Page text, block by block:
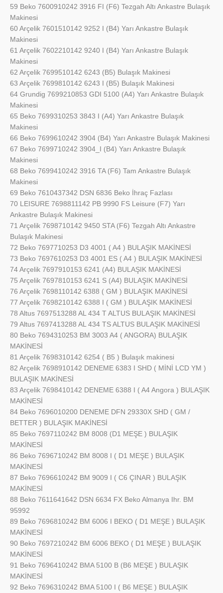
59 Beko 7600910242 3916 FI (F6) Tezgah Altı Ankastre Bulaşık
Makinesi
60 Arçelik 7601510142 9252 I (B4) Yarı Ankastre Bulaşık
Makinesi
61 Arçelik 7602210142 9240 I (B4) Yarı Ankastre Bulaşık
Makinesi
62 Arçelik 7699510142 6243 (B5) Bulaşık Makinesi
63 Arçelik 7699810142 6243 I (B5) Bulaşık Makinesi
64 Grundig 7699210853 GDI 5100 (A4) Yarı Ankastre Bulaşık
Makinesi
65 Beko 7699310253 3843 I (A4) Yarı Ankastre Bulaşık
Makinesi
66 Beko 7699610242 3904 (B4) Yarı Ankastre Bulaşık Makinesi
67 Beko 7699710242 3904_I (B4) Yarı Ankastre Bulaşık
Makinesi
68 Beko 7699410242 3916 TA (F6) Tam Ankastre Bulaşık
Makinesi
69 Beko 7610437342 DSN 6836 Beko İhraç Fazlası
70 LEISURE 7698811142 PB 9990 FS Leisure (F7) Yarı
Ankastre Bulaşık Makinesi
71 Arçelik 7698710142 9450 STA (F6) Tezgah Altı Ankastre
Bulaşık Makinesi
72 Beko 7697710253 D3 4001 ( A4 ) BULAŞIK MAKİNESİ
73 Beko 7697610253 D3 4001 ES ( A4 ) BULAŞIK MAKİNESİ
74 Arçelik 7697910153 6241 (A4) BULAŞIK MAKİNESİ
75 Arçelik 7697810153 6241 S (A4) BULAŞIK MAKİNESİ
76 Arçelik 7698110142 6388 ( GM ) BULAŞIK MAKİNESİ
77 Arçelik 7698210142 6388 I ( GM ) BULAŞIK MAKİNESİ
78 Altus 7697513288 AL 434 T ALTUS BULAŞIK MAKİNESİ
79 Altus 7697413288 AL 434 TS ALTUS BULAŞIK MAKİNESİ
80 Beko 7694310253 BM 3003 A4 ( ANGORA) BULAŞIK
MAKİNESİ
81 Arçelik 7698310142 6254 ( B5 ) Bulaşık makinesi
82 Arçelik 7698910142 DENEME 6383 I SHD ( MİNİ LCD YM )
BULAŞIK MAKİNESİ
83 Arçelik 7698410142 DENEME 6388 I ( A4 Angora ) BULAŞIK
MAKİNESİ
84 Beko 7696010200 DENEME DFN 29330X SHD ( GM /
BETTER ) BULAŞIK MAKİNESİ
85 Beko 7697110242 BM 8008 (D1 MEŞE ) BULAŞIK
MAKİNESİ
86 Beko 7696710242 BM 8008 I ( D1 MEŞE ) BULAŞIK
MAKİNESİ
87 Beko 7696610242 BM 9009 I ( C6 ÇINAR ) BULAŞIK
MAKİNESİ
88 Beko 7611641642 DSN 6634 FX Beko Almanya Ihr. BM
95992
89 Beko 7696810242 BM 6006 I BEKO ( D1 MEŞE ) BULAŞIK
MAKİNESİ
90 Beko 7697210242 BM 6006 BEKO ( D1 MEŞE ) BULAŞIK
MAKİNESİ
91 Beko 7696410242 BMA 5100 B (B6 MEŞE ) BULAŞIK
MAKİNESİ
92 Beko 7696310242 BMA 5100 I ( B6 MEŞE ) BULAŞIK